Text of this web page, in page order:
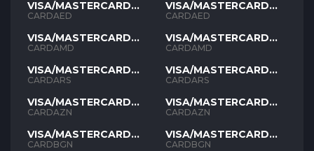
VISA/MASTERCARD
AED
CARDAED
VISA/MASTERCARD
AMD
CARDAMD
VISA/MASTERCARD
ARS
CARDARS
VISA/MASTERCARD
AZN
CARDAZN
VISA/MASTERCARD
BGN
CARDBGN
VISA/MASTERCARD
AED
CARDAED
VISA/MASTERCARD
AMD
CARDAMD
VISA/MASTERCARD
ARS
CARDARS
VISA/MASTERCARD
AZN
CARDAZN
VISA/MASTERCARD
BGN
CARDBGN